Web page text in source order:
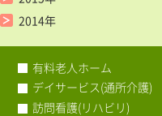
2014年
有料老人ホーム
デイサービス(通所介護)
訪問看護(リハビリ)